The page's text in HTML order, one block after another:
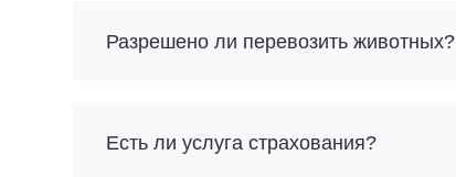
Разрешено ли перевозить животных?
Есть ли услуга страхования?